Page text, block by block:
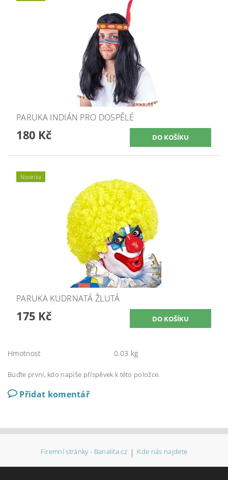
PARUKA INDIÁN PRO DOSPĚLÉ
180 Kč
Novinka
PARUKA KUDRNATÁ ŽLUTÁ
175 Kč
Hmotnost 0.03 kg
Buďte první, kdo napíše příspěvek k této položce.
Přidat komentář
Firemní stránky - Banalita.cz | Kde nás najdete